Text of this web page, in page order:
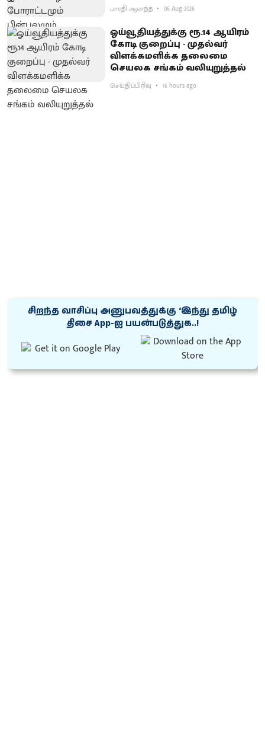
பாரதி ஆனந்த் 06 Aug 2026
ஓய்வூதியத்துக்கு ரூ.14 ஆயிரம்
கோடி குறைப்பு - முதல்வர்
விளக்கமளிக்க தலைமை
செயலக சங்கம் வலியுறுத்தல்
செய்திப்பிரிவு 16 hours ago
சிறந்த வாசிப்பு அனுபவத்துக்கு ‘இந்து தமிழ்
திசை App-ஐ பயன்படுத்துக..!